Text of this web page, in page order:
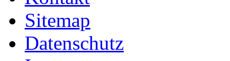
Sitemap
Datenschutz